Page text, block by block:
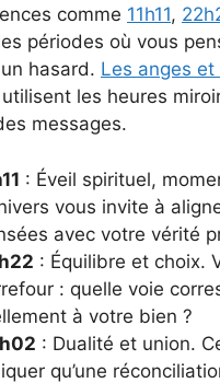
comme 11h11,
périodes où vous
un hasard. Les anges et
utilisent les heures
messages.
: Éveil spirituel,
vous invite à
avec votre vérité
: Équilibre et choix.
: quelle voie
à votre bien ?
: Dualité et union.
qu’une